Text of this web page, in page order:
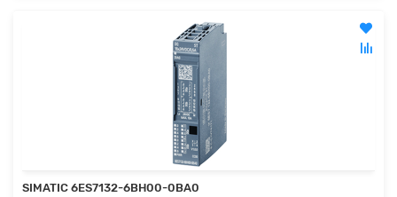
SIMATIC 6ES7132-6BH00-0BA0